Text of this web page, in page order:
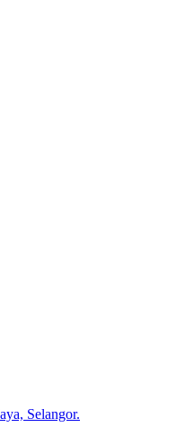
Selangor.